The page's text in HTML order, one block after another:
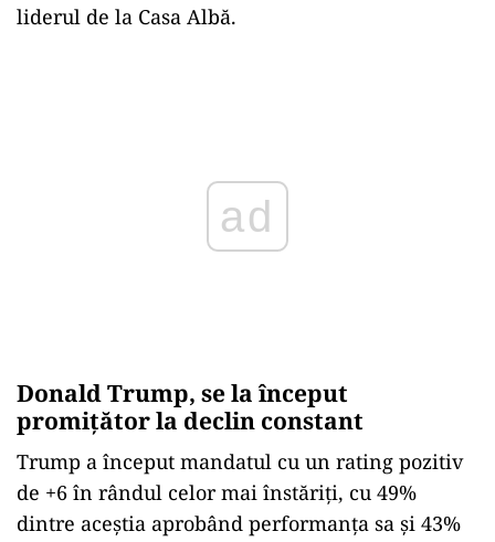
liderul de la Casa Albă.
ad
Donald Trump, se la început
promițător la declin constant
Trump a început mandatul cu un rating pozitiv
de +6 în rândul celor mai înstăriți, cu 49%
dintre aceștia aprobând performanța sa și 43%